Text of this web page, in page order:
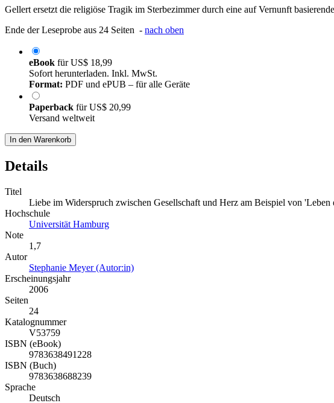
Gellert ersetzt die religiöse Tragik im Sterbezimmer durch eine auf Vernunft
Ende der Leseprobe aus 24 Seiten - nach oben
eBook fürUS$ 18,99
Sofort herunterladen. Inkl. MwSt.
Format: PDF und ePUB – für alle Geräte
Paperback fürUS$ 20,99
Versand weltweit
In den Warenkorb
Details
Titel
Liebe im Widerspruch zwischen Gesellschaft und Herz am Beispiel von
Hochschule
Universität Hamburg
Note
1,7
Autor
Stephanie Meyer (Autor:in)
Erscheinungsjahr
2006
Seiten
24
Katalognummer
V53759
ISBN (eBook)
9783638491228
ISBN (Buch)
9783638688239
Sprache
Deutsch